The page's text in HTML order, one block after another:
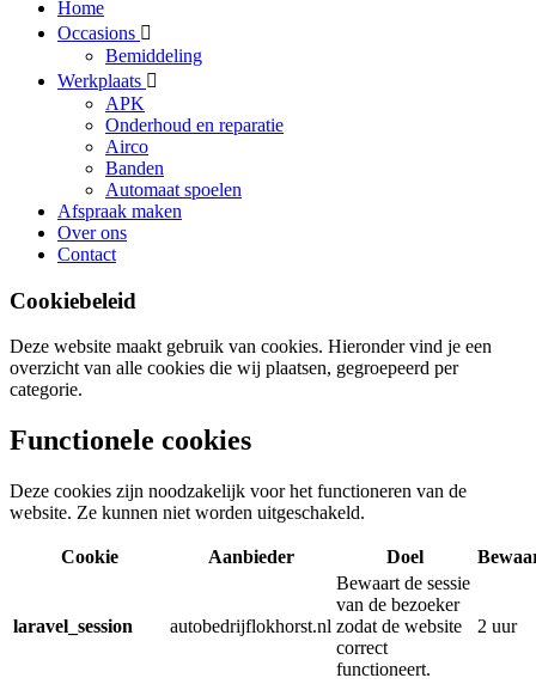
Home
Occasions
Bemiddeling
Werkplaats
APK
Onderhoud en reparatie
Airco
Banden
Automaat spoelen
Afspraak maken
Over ons
Contact
Cookiebeleid
Deze website maakt gebruik van cookies. Hieronder vind je een
overzicht van alle cookies die wij plaatsen, gegroepeerd per
categorie.
Functionele cookies
Deze cookies zijn noodzakelijk voor het functioneren van de
website. Ze kunnen niet worden uitgeschakeld.
Cookie Aanbieder Doel
laravel_session autobedrijflokhorst.nl
Bewaart de sessie
van de bezoeker
zodat de website
correct
functioneert.
2 uur